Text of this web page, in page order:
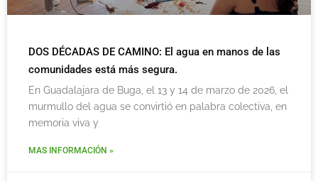
DOS DÉCADAS DE CAMINO: El agua en manos de las
comunidades está más segura.
En Guadalajara de Buga, el 13 y 14 de marzo de 2026, el
murmullo del agua se convirtió en palabra colectiva, en
memoria viva y
MAS INFORMACIÓN »